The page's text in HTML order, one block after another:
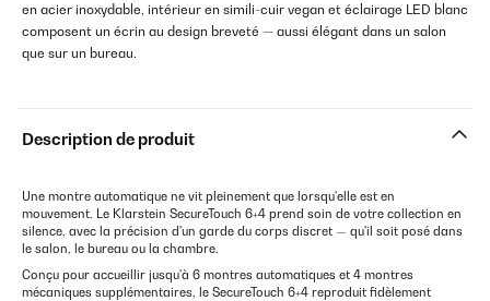
en acier inoxydable, intérieur en simili-cuir vegan et éclairage LED blanc
composent un écrin au design breveté — aussi élégant dans un salon
que sur un bureau.
Description de produit
Une montre automatique ne vit pleinement que lorsqu'elle est en
mouvement. Le Klarstein SecureTouch 6+4 prend soin de votre collection en
silence, avec la précision d'un garde du corps discret — qu'il soit posé dans
le salon, le bureau ou la chambre.
Conçu pour accueillir jusqu'à 6 montres automatiques et 4 montres
mécaniques supplémentaires, le SecureTouch 6+4 reproduit fidèlement